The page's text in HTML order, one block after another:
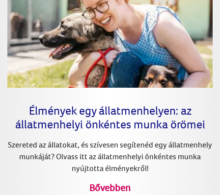
Élmények egy állatmenhelyen: az
állatmenhelyi önkéntes munka örömei
Szereted az állatokat, és szívesen segítenéd egy állatmenhely
munkáját? Olvass itt az állatmenhelyi önkéntes munka
nyújtotta élményekről!
Bővebben